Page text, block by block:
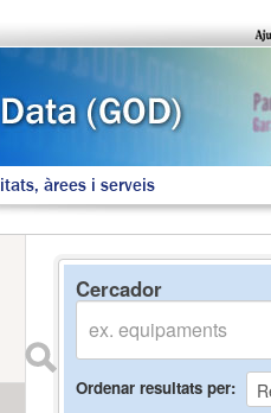
àrees i serveis
Cercador
Ordenar resultats per